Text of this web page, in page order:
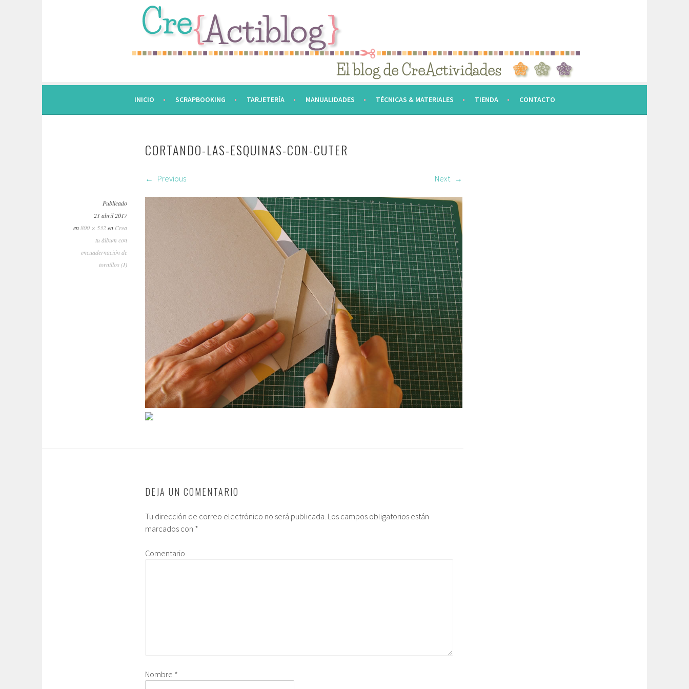
INICIO SCRAPBOOKING TARJETERÍA MANUALIDADES TÉCNICAS & MATERIALES TIENDA CONTACTO
CORTANDO-LAS-ESQUINAS-CON-CUTER
Previous Next
Publicado
21 abril 2017
en800 × 532en Crea
tu álbum con
encuadernación de
tornillos (I)
DEJA UN COMENTARIO
Tu dirección de correo electrónico no será publicada. Los campos obligatorios están
marcados con *
Comentario
Nombre *